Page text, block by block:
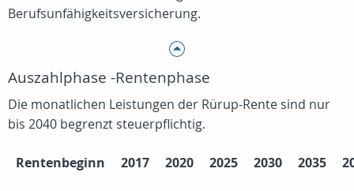
Berufsunfähigkeitsversicherung.
Auszahlphase -Rentenphase
Die monatlichen Leistungen der Rürup-Rente sind nur
bis 2040 begrenzt steuerpflichtig.
Rentenbeginn 2017 2020 2025 2030 2035